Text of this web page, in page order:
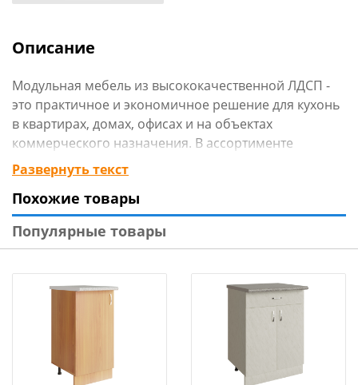
Описание
Модульная мебель из высококачественной ЛДСП -
это практичное и экономичное решение для кухонь
в квартирах, домах, офисах и на объектах
коммерческого назначения. В ассортименте
представлены напольные и навесные элементы,
позволяющие собрать гарнитур под любые задачи.
- Изделия оснащены цоколем, который защищает
корпус от контакта с полом и облегчает уборку.
по уровню даже на неровных основаниях.
Развернуть текст
Похожие товары
Популярные товары